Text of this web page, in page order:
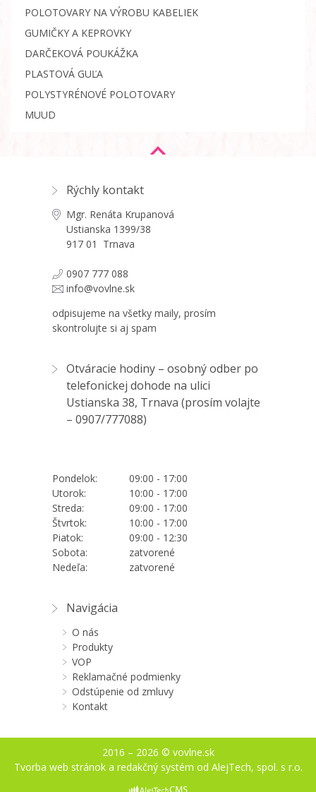
POLOTOVARY NA VÝROBU KABELIEK
GUMIČKY A KEPROVKY
DARČEKOVÁ POUKÁŽKA
PLASTOVÁ GUĽA
POLYSTYRÉNOVÉ POLOTOVARY
MUUD
Rýchly kontakt
Mgr. Renáta Krupanová
Ustianska 1399/38
917 01 Trnava
0907 777 088
info@vovlne.sk
odpisujeme na všetky maily, prosím
skontrolujte si aj spam
Otváracie hodiny – osobný odber po
telefonickej dohode na ulici
Ustianska 38, Trnava (prosím volajte
– 0907/777088)
Pondelok:
09:00 - 17:00
Utorok:
10:00 - 17:00
Streda:
09:00 - 17:00
Štvrtok:
10:00 - 17:00
Piatok:
09:00 - 12:30
Sobota:
zatvorené
Nedeľa:
zatvorené
Navigácia
O nás
Produkty
VOP
Reklamačné podmienky
Odstúpenie od zmluvy
Kontakt
2016 – 2026 © vovlne.sk
Tvorba web stránoka redakčný systém od AlejTech, spol. s r.o.